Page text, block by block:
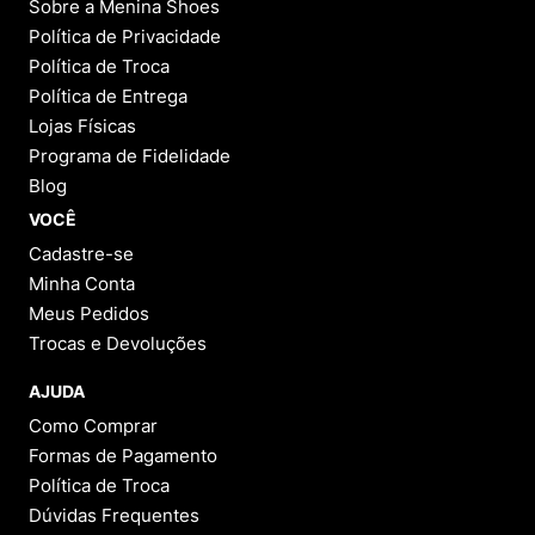
As botas Melissa machucam o pé?
Normalmente não. Por serem feitas de material maleável,
não costumam causar bolhas. Em modelos novos, pode
haver um curto período de adaptação.
As botas Melissa esquentam muito?
Elas podem reter um pouco mais de calor do que botas
de couro ou tecido, sendo ideais para dias amenos e frio
leve.
As botas Melissa são impermeáveis?
Sim. O Melflex é resistente à água, o que torna as botas
Melissa ótimas opções para dias chuvosos.
As botas Melissa são veganas?
Sim. Todos os produtos da Melissa são veganos e não
utilizam materiais de origem animal.
Como escolher o tamanho certo da bota
Sobre a Menina Shoes
Política de Privacidade
Política de Troca
Política de Entrega
Lojas Físicas
Programa de Fidelidade
Blog
VOCÊ
Cadastre-se
Minha Conta
Meus Pedidos
Trocas e Devoluções
AJUDA
Como Comprar
Formas de Pagamento
Política de Troca
Dúvidas Frequentes